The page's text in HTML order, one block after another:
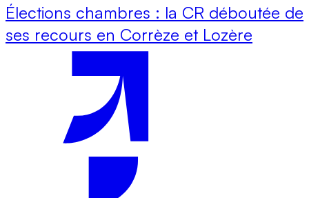
Élections chambres : la CR déboutée de
ses recours en Corrèze et Lozère